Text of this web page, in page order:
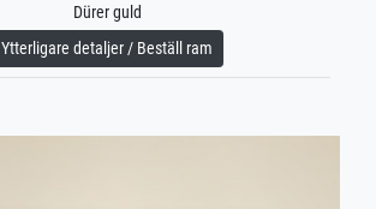
Dürer guld
Ytterligare detaljer / Beställ ram